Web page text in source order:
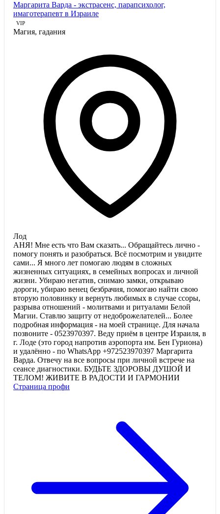
Маргарита Варда - экстрасенс, парапсихолог,
имаготерапевт в Израиле
VIP
Магия, гадания
Лод
АНЯ! Мне есть что Вам сказать... Обращайтесь лично -
помогу понять и разобраться. Всё посмотрим и увидите
сами... Я много лет помогаю людям в сложных
жизненных ситуациях, в семейных вопросах и личной
жизни. Убираю негатив, снимаю замки, открываю
дороги, убираю венец безбрачия, помогаю найти свою
вторую половинку и вернуть любимых в случае ссоры,
разрыва отношений - молитвами и ритуалами Белой
Магии. Ставлю защиту от недоброжелателей... Более
подробная информация - на моей странице. Для начала
позвоните - 0523970397. Веду приём в центре Израиля, в
г. Лоде (это город напротив аэропорта им. Бен Гуриона)
и удалённо - по WhatsApp +972523970397 Маргарита
Варда. Отвечу на все вопросы при личной встрече на
сеансе диагностики. БУДЬТЕ ЗДОРОВЫ ДУШОЙ И
ТЕЛОМ! ЖИВИТЕ В РАДОСТИ И ГАРМОНИИ
Страница профи